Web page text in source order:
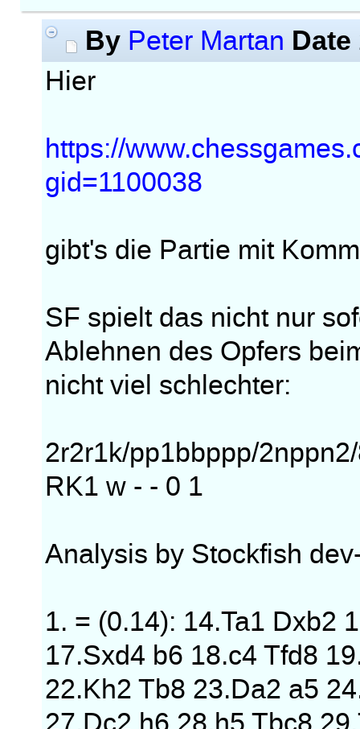
By Peter Martan Date
Hier
https://
gid=1100038
gibt's die Partie mit
SF spielt das nicht nur
Ablehnen des Opfers
nicht viel schlechter:
2r2r1k/pp1bbppp/
RK1 w - - 0 1
Analysis by Stockfish
1. = (0.14): 14.Ta1 Dxb2
17.Sxd4 b6 18.c4 Tfd8
22.Kh2 Tb8 23.Da2 a5